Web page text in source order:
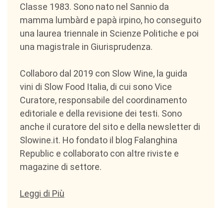
Classe 1983. Sono nato nel Sannio da
mamma lumbàrd e papà irpino, ho conseguito
una laurea triennale in Scienze Politiche e poi
una magistrale in Giurisprudenza.
Collaboro dal 2019 con Slow Wine, la guida
vini di Slow Food Italia, di cui sono Vice
Curatore, responsabile del coordinamento
editoriale e della revisione dei testi. Sono
anche il curatore del sito e della newsletter di
Slowine.it. Ho fondato il blog Falanghina
Republic e collaborato con altre riviste e
magazine di settore.
Leggi di Più